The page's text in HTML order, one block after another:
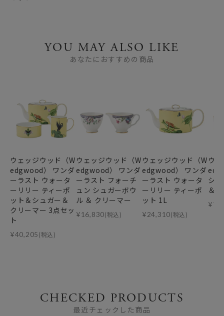
YOU MAY ALSO LIKE
あなたにおすすめの商品
ウェッジウッド（W
edgwood） ワンダ
ーラスト ウォータ
ーリリー ティーポ
ット＆シュガー＆
クリーマー 3点セッ
ト
¥40,205(税込)
ウェッジウッド（W
edgwood） ワンダ
ーラスト フォーチ
ュン シュガーボウ
ル ＆ クリーマー
¥16,830(税込)
ウェッジウッド（W
edgwood） ワンダ
ーラスト ウォータ
ーリリー ティーポ
ット 1L
¥24,310(税込)
ウ
シ
＆
¥
CHECKED PRODUCTS
最近チェックした商品